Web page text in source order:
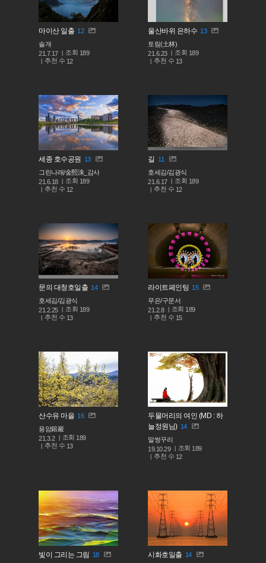
마이산 일출 12
솔개
21.7.17
조회 189
추천 수 12
울산바위 은하수 13
토림(土林)
21.6.23
조회 189
추천 수 13
세종 호수공원 13
그린나래/金熙洙_감사
21.6.18
조회 189
추천 수 12
길 11
호세김/김광식
21.6.17
조회 189
추천 수 12
문의 대청호일출 14
호세김/김광식
21.2.25
조회 189
추천 수 13
라이트페인팅 15
무은/구문서
21.2.8
조회 189
추천 수 15
산수유 마을 16
용암鎔巖
21.3.2
조회 189
추천 수 13
두물머리의 여인 (MD : 하
늘정원님) 14
말썽꾸리
19.10.29
조회 189
추천 수 12
빛이 그리는 그림 18
시화호일출 14